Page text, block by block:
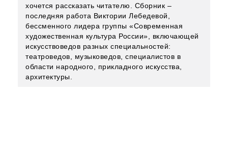
хочется рассказать читателю. Сборник –
последняя работа Виктории Лебедевой,
бессменного лидера группы «Современная
художественная культура России», включающей
искусствоведов разных специальностей:
театроведов, музыковедов, специалистов в
области народного, прикладного искусства,
архитектуры.